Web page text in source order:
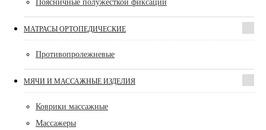
Поясничные полужесткой фиксации
МАТРАСЫ ОРТОПЕДИЧЕСКИЕ
Противопролежневые
МЯЧИ И МАССАЖНЫЕ ИЗДЕЛИЯ
Коврики массажные
Массажеры